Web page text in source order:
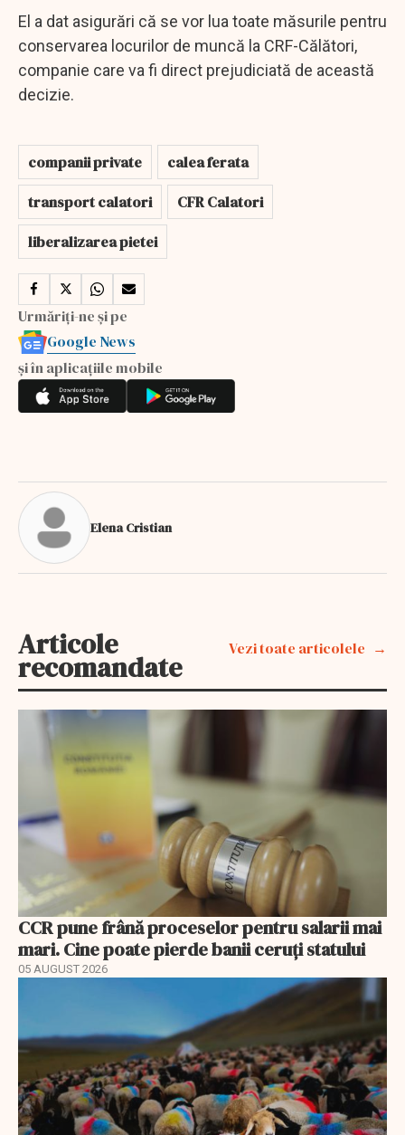
El a dat asigurări că se vor lua toate măsurile pentru
conservarea locurilor de muncă la CRF-Călători,
companie care va fi direct prejudiciată de această
decizie.
companii private
calea ferata
transport calatori
CFR Calatori
liberalizarea pietei
Urmăriți-ne și pe
Google News
și în aplicațiile mobile
Elena Cristian
Articole
recomandate
Vezi toate articolele
CCR pune frână proceselor pentru salarii mai
mari. Cine poate pierde banii ceruți statului
05 AUGUST 2026